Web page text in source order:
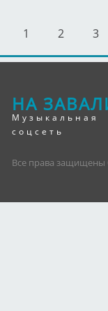
1 2 3
НА
Музыкальная
соцсеть
Все права защищены